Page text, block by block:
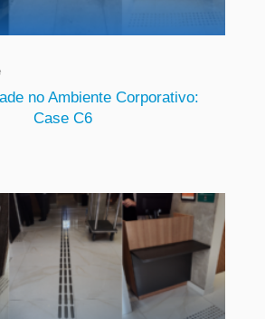
no Ambiente Corporativo:
Case C6